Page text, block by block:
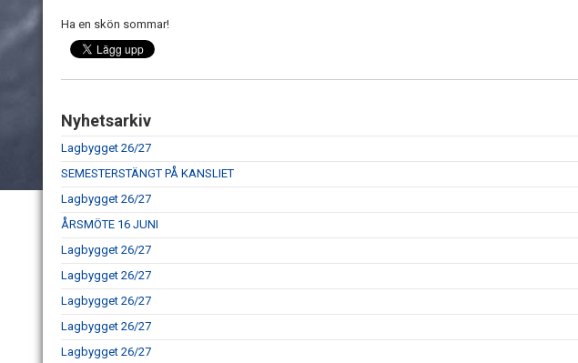
Ha en skön sommar!
Nyhetsarkiv
Lagbygget 26/27
SEMESTERSTÄNGT PÅ KANSLIET
Lagbygget 26/27
ÅRSMÖTE 16 JUNI
Lagbygget 26/27
Lagbygget 26/27
Lagbygget 26/27
Lagbygget 26/27
Lagbygget 26/27